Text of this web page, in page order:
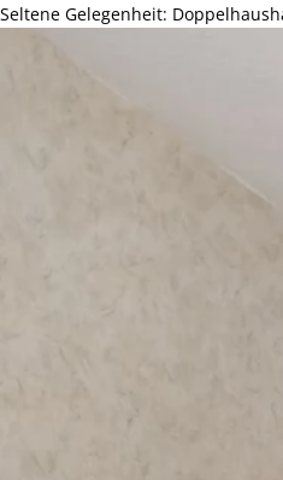
Seltene Gelegenheit: